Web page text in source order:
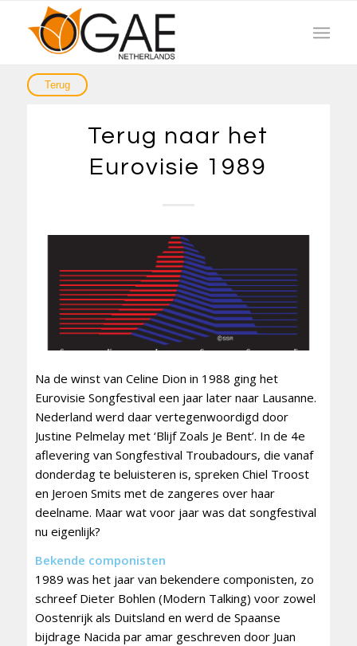
Terug naar het
Eurovisie 1989
Na de winst van Celine Dion in 1988 ging het
Eurovisie Songfestival een jaar later naar Lausanne.
Nederland werd daar vertegenwoordigd door
Justine Pelmelay met ‘Blijf Zoals Je Bent’. In de 4e
aflevering van Songfestival Troubadours, die vanaf
donderdag te beluisteren is, spreken Chiel Troost
en Jeroen Smits met de zangeres over haar
deelname. Maar wat voor jaar was dat songfestival
nu eigenlijk?
Bekende componisten
1989 was het jaar van bekendere componisten, zo
schreef Dieter Bohlen (Modern Talking) voor zowel
Oostenrijk als Duitsland en werd de Spaanse
bijdrage Nacida par amar geschreven door Juan